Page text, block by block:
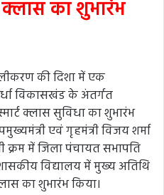
का शुभारंभ
की दिशा में एक
विकासखंड के अंतर्गत
क्लास सुविधा का शुभारंभ
एवं गृहमंत्री विजय शर्मा
क्रम में जिला पंचायत सभापति
विद्यालय में मुख्य अतिथि
का शुभारंभ किया।